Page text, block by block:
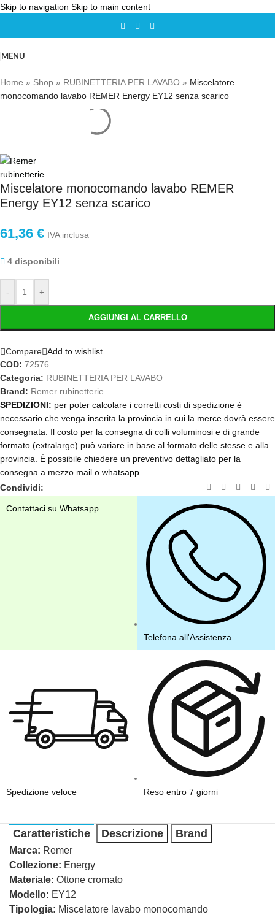
Skip to navigation Skip to main content
MENU
Home » Shop » RUBINETTERIA PER LAVABO » Miscelatore
monocomando lavabo REMER Energy EY12 senza scarico
Miscelatore monocomando lavabo REMER
Energy EY12 senza scarico
61,36 € IVA inclusa
4 disponibili
- +
AGGIUNGI AL CARRELLO
Compare Add to wishlist
COD: 72576
Categoria: RUBINETTERIA PER LAVABO
Brand: Remer rubinetterie
SPEDIZIONI: per poter calcolare i corretti costi di spedizione è
necessario che venga inserita la provincia in cui la merce dovrà essere
consegnata. Il costo per la consegna di colli voluminosi e di grande
formato (extralarge) può variare in base al formato delle stesse e alla
provincia. È possibile chiedere un preventivo dettagliato per la
consegna a mezzo mail o whatsapp
Condividi:
Contattaci su Whatsapp
Telefona all'Assistenza
Spedizione veloce Reso entro 7 giorni
Caratteristiche Descrizione Brand
Marca: Remer
Collezione: Energy
Materiale: Ottone cromato
Modello: EY12
Tipologia: Miscelatore lavabo monocomando